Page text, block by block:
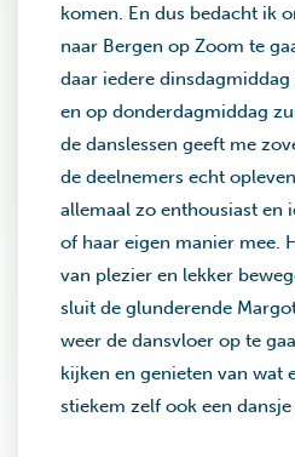
komen. En dus bedacht ik
naar Bergen op Zoom te
daar iedere
en op donderdagmiddag
de danslessen geeft me
de deelnemers echt
allemaal zo enthousiast en
of haar eigen manier mee.
van plezier en lekker
sluit de glunderende
weer de dansvloer op te
kijken en genieten van wat
stiekem zelf ook een dansje